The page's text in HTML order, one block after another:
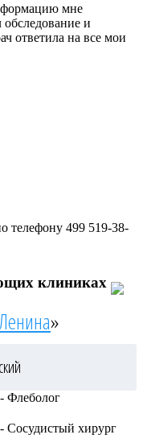
мне
обследование и
ответила на все мои
телефону 499 519-38-
клиниках
»
Флеболог
Сосудистый хирург